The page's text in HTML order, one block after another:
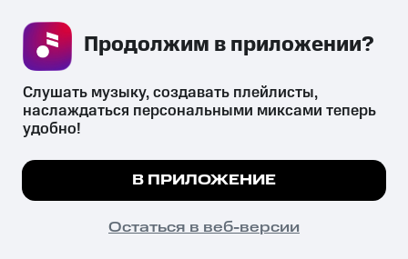
СКАЧАТЬ ПРИЛОЖЕНИЕ
психотропных веществ, их аналогов причиняет вред здоровью,
их незаконный оборот запрещён и влечёт установленную
законодательством ответственность.
© 2026 ООО «КИОН».
Все права защищены
Мы используем куки, чтобы на сайте все
Подробнее
ПОНЯТНО
Слушать музыку, создавать плейлисты,
наслаждаться персональными миксами теперь
удобно!
В ПРИЛОЖЕНИЕ
Остаться в веб-версии